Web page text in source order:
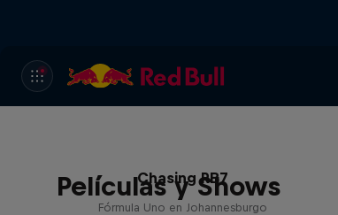
Películas y Shows
Chasing RB7
Fórmula Uno en Johannesburgo